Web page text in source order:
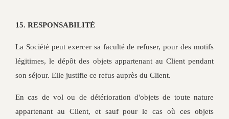
15. RESPONSABILITÉ
La Société peut exercer sa faculté de refuser, pour des motifs
légitimes, le dépôt des objets appartenant au Client pendant
son séjour. Elle justifie ce refus auprès du Client.
En cas de vol ou de détérioration d'objets de toute nature
appartenant au Client, et sauf pour le cas où ces objets